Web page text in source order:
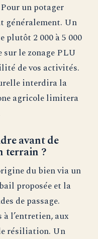
un potager
généralement. Un
plutôt 2 000 à 5 000
sur le zonage PLU
de vos activités.
interdira la
agricole limitera
avant de
terrain ?
du bien via un
proposée et la
de passage.
l’entretien, aux
résiliation. Un